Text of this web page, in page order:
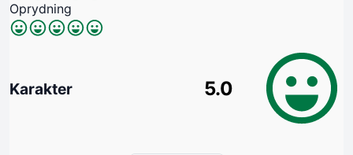
Oprydning
Karakter 5.0